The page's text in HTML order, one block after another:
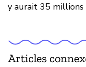
y aurait 35 millions
Articles